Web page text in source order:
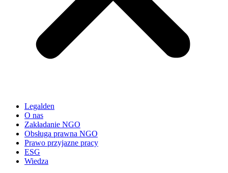
Legalden
O nas
Zakładanie NGO
Obsługa prawna NGO
Prawo przyjazne pracy
ESG
Wiedza